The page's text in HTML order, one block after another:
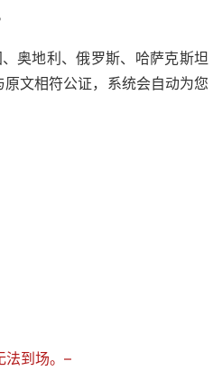
奥地利、俄罗斯、哈萨克斯坦
文相符公证，系统会自动为您
法到场。–